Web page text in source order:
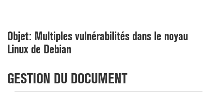
Objet: Multiples vulnérabilités dans le noyau
Linux de Debian
GESTION DU DOCUMENT